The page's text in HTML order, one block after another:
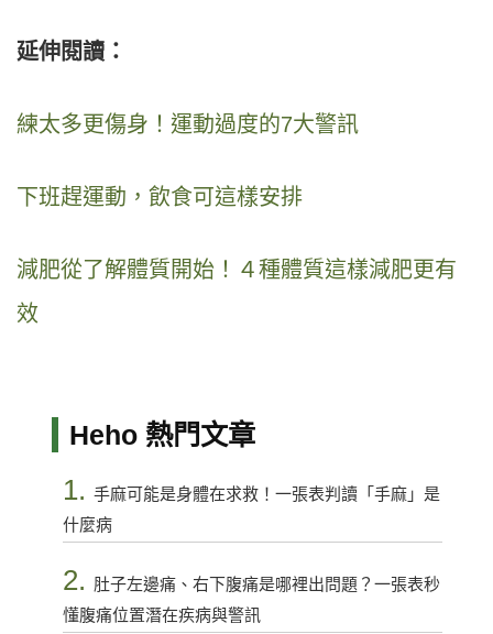
延伸閱讀：
練太多更傷身！運動過度的7大警訊
下班趕運動，飲食可這樣安排
減肥從了解體質開始！４種體質這樣減肥更有
效
Heho 熱門文章
1. 手麻可能是身體在求救！一張表判讀「手麻」是
什麼病
2. 肚子左邊痛、右下腹痛是哪裡出問題？一張表秒
懂腹痛位置潛在疾病與警訊